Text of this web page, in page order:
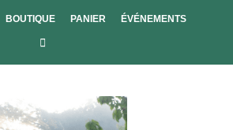
BOUTIQUE PANIER ÉVÉNEMENTS